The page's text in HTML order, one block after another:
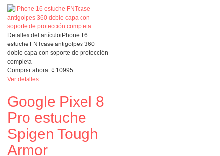
Detalles del artículoiPhone 16
estuche FNTcase antigolpes 360
doble capa con soporte de protección
completa
Comprar ahora: ¢ 10995
Ver detalles
Google Pixel 8
Pro estuche
Spigen Tough
Armor